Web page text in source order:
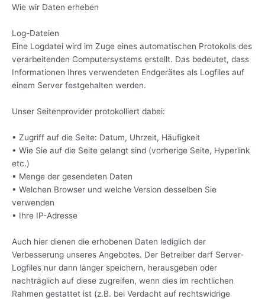
Wie wir Daten erheben
Log-Dateien
Eine Logdatei wird im Zuge eines automatischen Protokolls des
verarbeitenden Computersystems erstellt. Das bedeutet, dass
Informationen Ihres verwendeten Endgerätes als Logfiles auf
einem Server festgehalten werden.
Unser Seitenprovider protokolliert dabei:
• Zugriff auf die Seite: Datum, Uhrzeit, Häufigkeit
• Wie Sie auf die Seite gelangt sind (vorherige Seite, Hyperlink
etc.)
• Menge der gesendeten Daten
• Welchen Browser und welche Version desselben Sie
verwenden
• Ihre IP-Adresse
Auch hier dienen die erhobenen Daten lediglich der
Verbesserung unseres Angebotes. Der Betreiber darf Server-
Logfiles nur dann länger speichern, herausgeben oder
nachträglich auf diese zugreifen, wenn dies im rechtlichen
Rahmen gestattet ist (z.B. bei Verdacht auf rechtswidrige